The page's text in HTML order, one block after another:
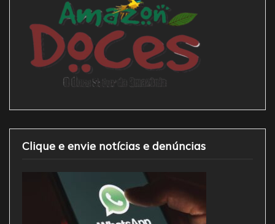
Clique e envie notícias e denúncias